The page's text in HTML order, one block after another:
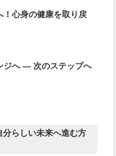
心身の健康を取り戻
ジへ ― 次のステップへ
らしい未来へ進む方